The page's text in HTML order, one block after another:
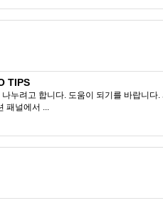
TIPS
누려고 합니다. 도움이 되기를 바랍니
패널에서 ...